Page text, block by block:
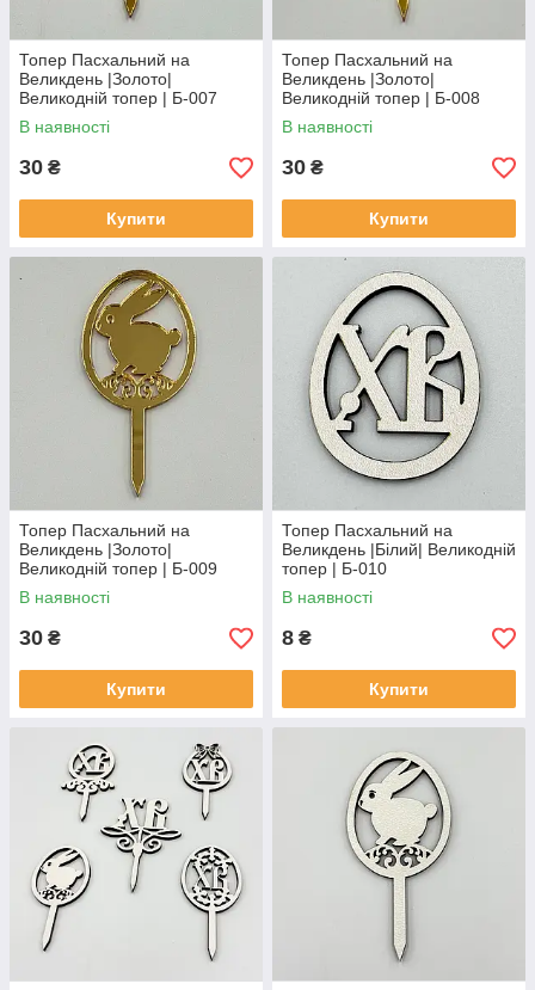
Топер Пасхальний на
Великдень |Золото|
Великодній топер | Б-007
В наявності
30 ₴
Купити
Топер Пасхальний на
Великдень |Золото|
Великодній топер | Б-008
В наявності
30 ₴
Купити
Топер Пасхальний на
Великдень |Золото|
Великодній топер | Б-009
В наявності
30 ₴
Купити
Топер Пасхальний на
Великдень |Білий| Великодній
топер | Б-010
В наявності
8 ₴
Купити